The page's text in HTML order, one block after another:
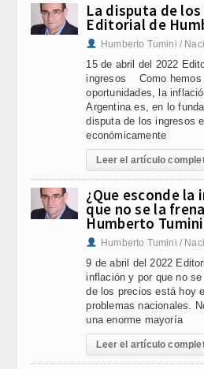
La disputa de
Editorial de
Humberto Tumini /
15 de abril del 2022
ingresos Como hemos
oportunidades, la
Argentina es, en lo
disputa de los ingresos
económicamente
Leer el artículo
¿Que esconde la
que no se la
Humberto
Humberto Tumini /
9 de abril del 2022
inflación y por que no
de los precios está hoy
problemas nacionales.
una enorme mayoría
Leer el artículo